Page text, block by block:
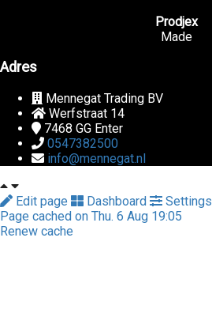
Prodjex
Made
Adres
Mennegat Trading BV
Werfstraat 14
7468 GG Enter
0547382500
info@mennegat.nl
Edit page Dashboard Settings
Page cached on Thu. 6 Aug 19:05
Renew cache